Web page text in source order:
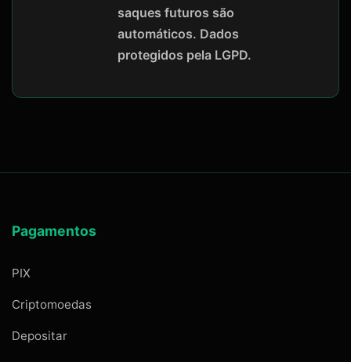
saques futuros são
automáticos. Dados
protegidos pela LGPD.
Pagamentos
PIX
Criptomoedas
Depositar